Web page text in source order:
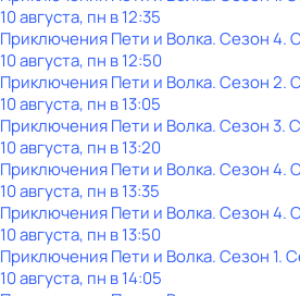
10 августа, пн в 12:35
Приключения Пети и Волка. Сезон 4.
10 августа, пн в 12:50
Приключения Пети и Волка. Сезон 2.
10 августа, пн в 13:05
Приключения Пети и Волка. Сезон 3.
10 августа, пн в 13:20
Приключения Пети и Волка. Сезон 4.
10 августа, пн в 13:35
Приключения Пети и Волка. Сезон 4.
10 августа, пн в 13:50
Приключения Пети и Волка. Сезон 1.
10 августа, пн в 14:05